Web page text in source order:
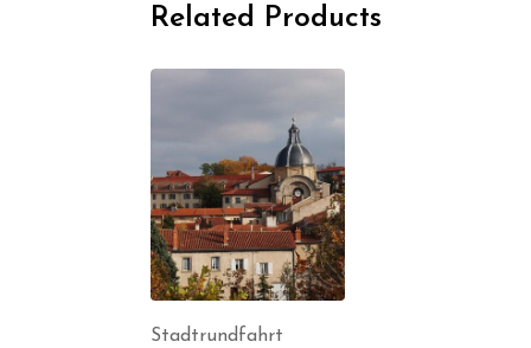
Related Products
Stadtrundfahrt